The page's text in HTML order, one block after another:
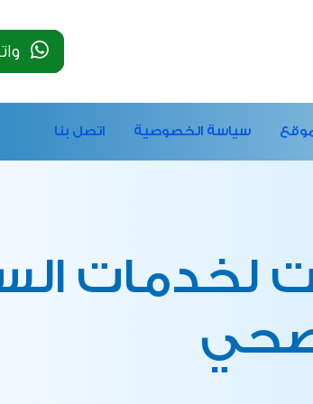
سياسة الخصوصية اتصل بنا
لخدمات